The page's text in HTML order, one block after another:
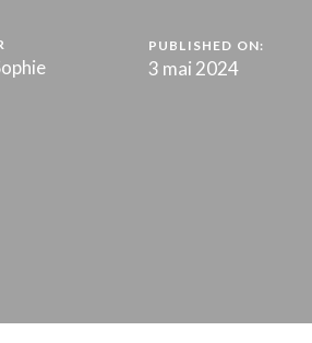
PUBLISHED ON:
3 mai 2024